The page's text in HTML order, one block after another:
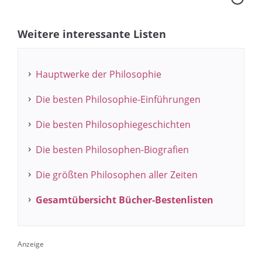
Weitere interessante Listen
Hauptwerke der Philosophie
Die besten Philosophie-Einführungen
Die besten Philosophiegeschichten
Die besten Philosophen-Biografien
Die größten Philosophen aller Zeiten
Gesamtübersicht Bücher-Bestenlisten
Anzeige